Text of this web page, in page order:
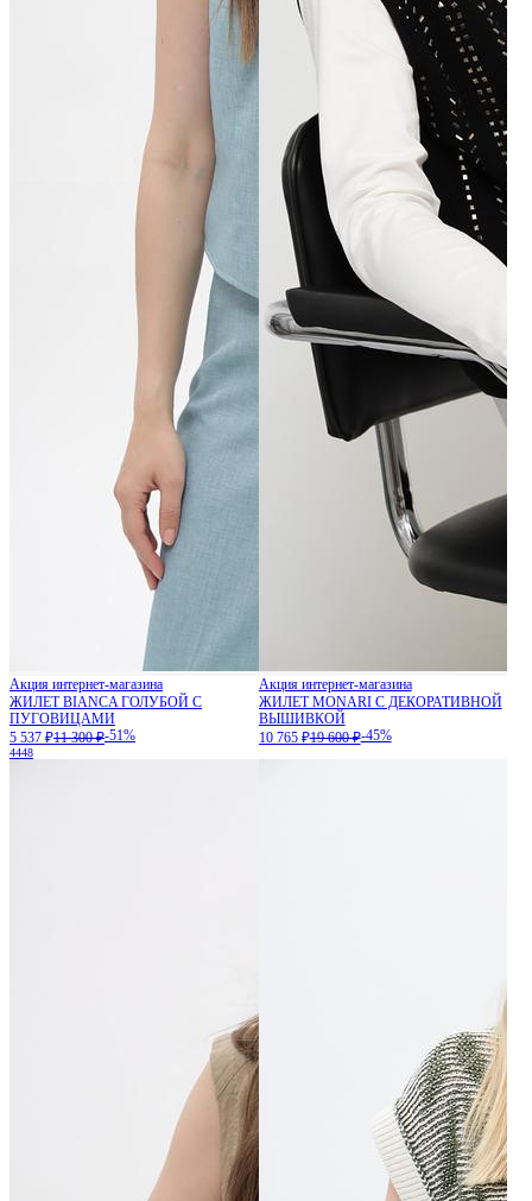
Акция интернет-магазина
ЖИЛЕТ BIANCA ГОЛУБОЙ С
ПУГОВИЦАМИ
5 537 ₽11 300 ₽-51%
4448
Акция интернет-магазина
ЖИЛЕТ MONARI С ДЕКОРАТИВНОЙ
ВЫШИВКОЙ
10 765 ₽19 600 ₽-45%